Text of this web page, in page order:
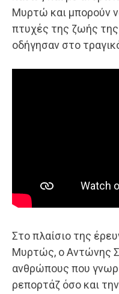
Μυρτώ και μπορούν
πτυχές της ζωής
οδήγησαν στο
Στο πλαίσιο της
Μυρτώς, ο Αντώνης
ανθρώπους που
ρεπορτάζ όσο και